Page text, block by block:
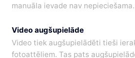
manuāla ievade nav nepieciešama.
Video augšupielāde
Video tiek augšupielādēti tieši
fotoattēliem. Tas pats